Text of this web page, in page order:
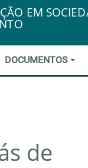
EM
DOCUMENTOS
de